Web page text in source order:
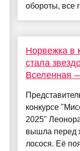
обороты, все
Норвежка в
стала
Вселенная
конкурсе
2025"
вышла перед
лосося. Её